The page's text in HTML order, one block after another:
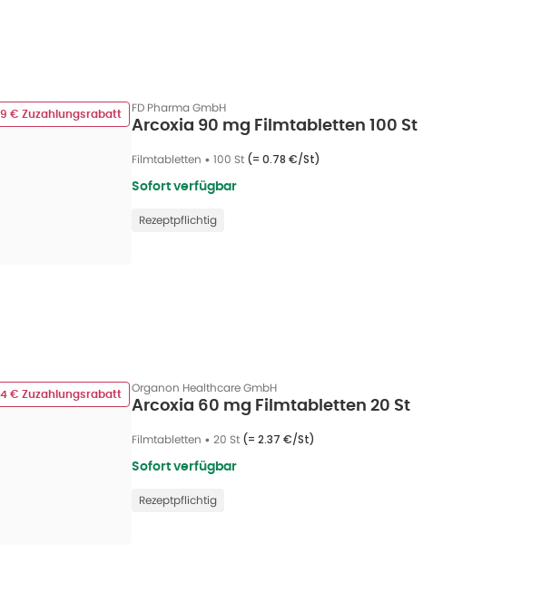
€ Zuzahlungsrabatt FD Pharma GmbH
Arcoxia 90 mg Filmtabletten 100 St
Filmtabletten • 100 St (= 0.78 €/St)
Sofort verfügbar
Rezeptpflichtig
€ Zuzahlungsrabatt Organon Healthcare GmbH
Arcoxia 60 mg Filmtabletten 20 St
Filmtabletten • 20 St (= 2.37 €/St)
Sofort verfügbar
Rezeptpflichtig